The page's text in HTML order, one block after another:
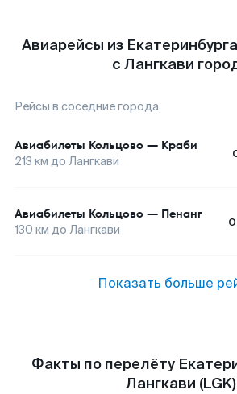
Авиарейсы из
с Лангкави
Рейсы в соседние города
Авиабилеты Кольцово — Краби
213 км до Лангкави
Авиабилеты Кольцово — Пенанг
130 км до Лангкави
Показать больше
Факты по перелёту
Лангкави (LGK)